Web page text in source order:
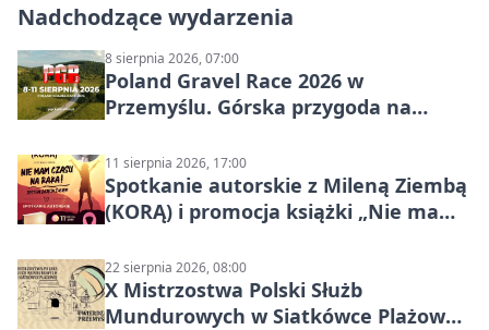
Nadchodzące wydarzenia
8 sierpnia 2026, 07:00
Poland Gravel Race 2026 w
Przemyślu. Górska przygoda na
11 sierpnia 2026, 17:00
Spotkanie autorskie z Mileną Ziembą
(KORĄ) i promocja książki „Nie mam
22 sierpnia 2026, 08:00
X Mistrzostwa Polski Służb
Mundurowych w Siatkówce Plażowej